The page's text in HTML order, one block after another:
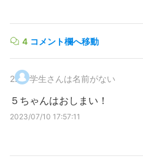
4 コメント欄へ移動
2. 学生さんは名前がない
５ちゃんはおしまい！
2023/07/10 17:57:11